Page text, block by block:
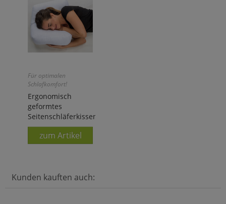
Für optimalen
Schlafkomfort!
Ergonomisch
geformtes
Seitenschläferkissen
zum Artikel
Kunden kauften auch: